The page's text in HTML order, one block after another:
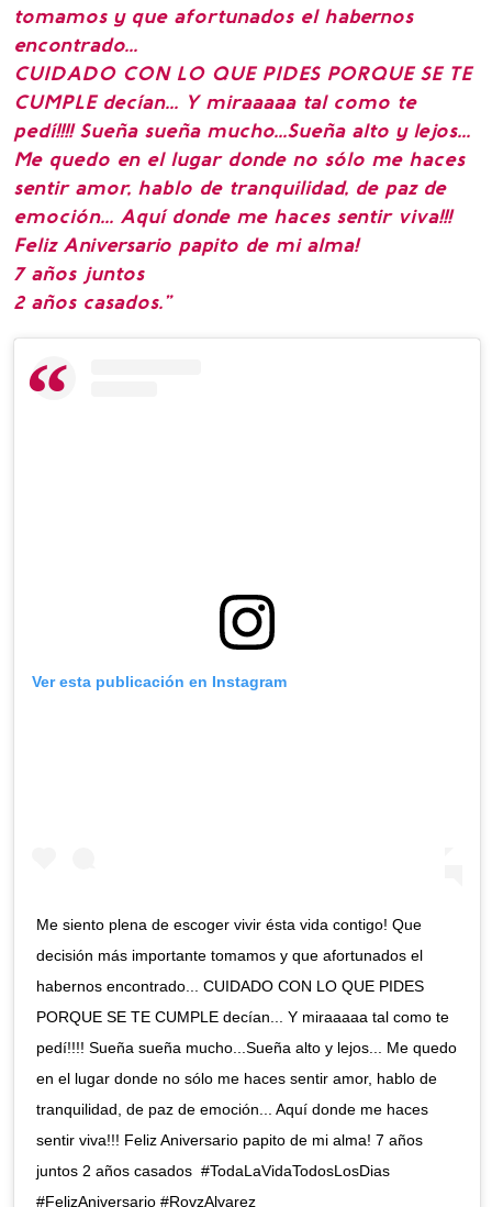
tomamos y que afortunados el habernos
encontrado...
CUIDADO CON LO QUE PIDES PORQUE SE TE
CUMPLE decían... Y miraaaaa tal como te
pedí!!!! Sueña sueña mucho...Sueña alto y lejos...
Me quedo en el lugar donde no sólo me haces
sentir amor, hablo de tranquilidad, de paz de
emoción... Aquí donde me haces sentir viva!!!
Feliz Aniversario papito de mi alma!
7 años juntos
2 años casados.”
Ver esta publicación en Instagram
Me siento plena de escoger vivir ésta vida contigo! Que
decisión más importante tomamos y que afortunados el
habernos encontrado... CUIDADO CON LO QUE PIDES
PORQUE SE TE CUMPLE decían... Y miraaaaa tal como te
pedí!!!! Sueña sueña mucho...Sueña alto y lejos... Me quedo
en el lugar donde no sólo me haces sentir amor, hablo de
tranquilidad, de paz de emoción... Aquí donde me haces
sentir viva!!! Feliz Aniversario papito de mi alma! 7 años
juntos 2 años casados #TodaLaVidaTodosLosDias
#FelizAniversario #RovzAlvarez